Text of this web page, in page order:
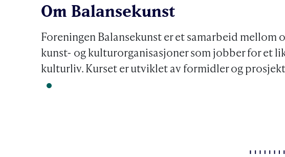
Om Balansekunst
Foreningen Balansekunst er et samarbeid mellom
kunst- og kulturorganisasjoner som jobber for et
kulturliv. Kurset er utviklet av formidler og